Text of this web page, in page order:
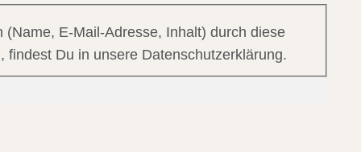
E-Mail-Adresse, Inhalt) durch diese
Du in unsere Datenschutzerklärung.